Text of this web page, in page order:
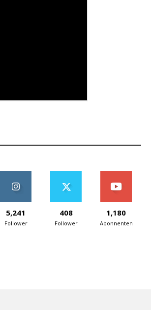
5,241
Follower
408
Follower
1,180
Abonnenten